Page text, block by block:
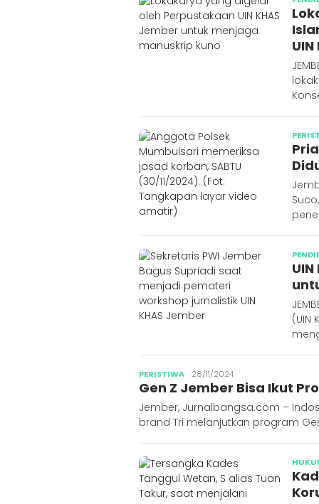
(UIN
PERISTIWAPublisher
28/11/2024
Gen Z Jember Bisa Ikut
Jember, Jurnalbangsa.com –
brand Tri melanjutkan program